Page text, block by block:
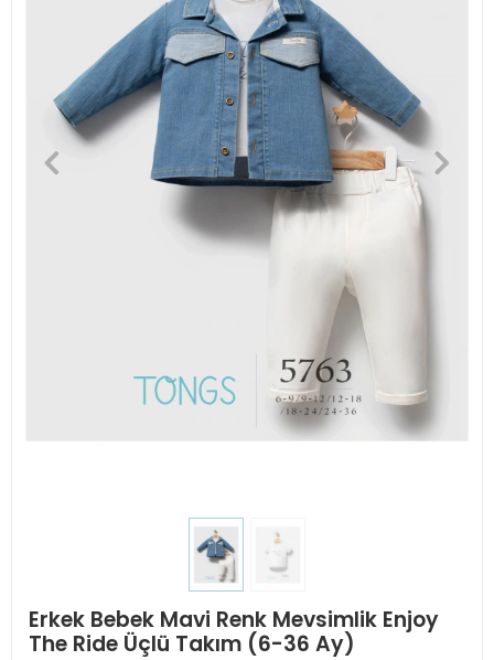
Erkek Bebek Mavi Renk Mevsimlik Enjoy
The Ride Üçlü Takım (6-36 Ay)